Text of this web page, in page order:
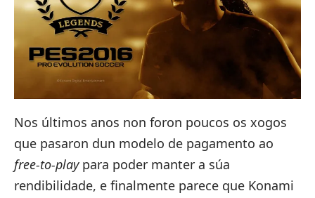
Nos últimos anos non foron poucos os xogos
que pasaron dun modelo de pagamento ao
free-to-playpara poder manter a súa
rendibilidade, e finalmente parece que Konami